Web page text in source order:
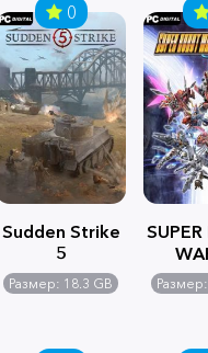
0
Sudden Strike
5
Размер: 18.3 GB